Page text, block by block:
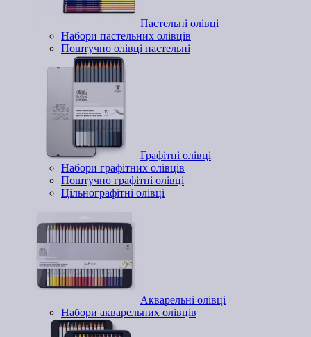
Пастельні олівці
Набори пастельних олівців
Поштучно олівці пастельні
Графітні олівці
Набори графітних олівців
Поштучно графітні олівці
Цільнографітні олівці
Акварельні олівці
Набори акварельних олівців